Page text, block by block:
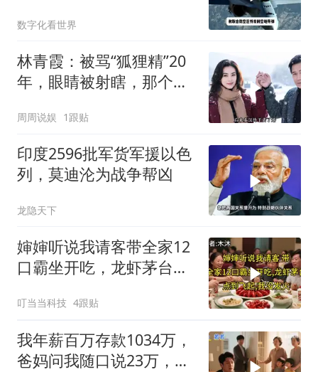
数字化看世界
林青霞：被骂“狐狸精”20
年，眼睛被射瞎，那个男
钱？”
周周说娱 1跟贴
印度2596批军货军援以色
列，莫迪沦为战争帮凶
龙隐天下
婶婶听说我请客带全家12
口霸坐开吃，龙虾茅台点
叮当当科技 4跟贴
我年薪百万存款1034万，
爸妈问我随口说23万，结